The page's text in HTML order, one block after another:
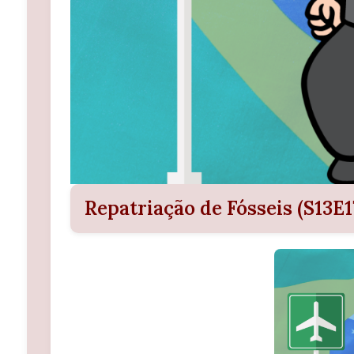
Repatriação de Fósseis